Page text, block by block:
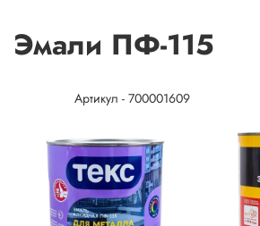
Эмали ПФ-115
Артикул - 700001609